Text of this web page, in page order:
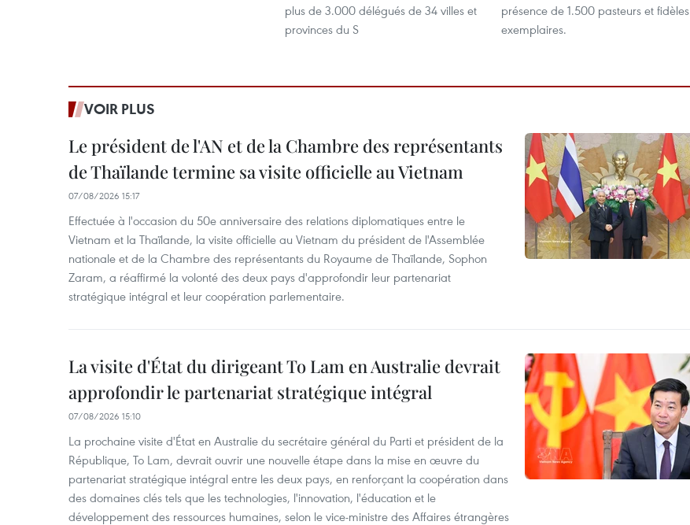
plus de 3.000 délégués de 34 villes et
provinces du S
présence de 1.500 pasteurs et fidèles
exemplaires.
VOIR PLUS
Le président de l'AN et de la Chambre des représentants
de Thaïlande termine sa visite officielle au Vietnam
07/08/2026 15:17
Effectuée à l'occasion du 50e anniversaire des relations diplomatiques entre le
Vietnam et la Thaïlande, la visite officielle au Vietnam du président de l'Assemblée
nationale et de la Chambre des représentants du Royaume de Thaïlande, Sophon
Zaram, a réaffirmé la volonté des deux pays d'approfondir leur partenariat
stratégique intégral et leur coopération parlementaire.
La visite d'État du dirigeant To Lam en Australie devrait
approfondir le partenariat stratégique intégral
07/08/2026 15:10
La prochaine visite d'État en Australie du secrétaire général du Parti et président de la
République, To Lam, devrait ouvrir une nouvelle étape dans la mise en œuvre du
partenariat stratégique intégral entre les deux pays, en renforçant la coopération dans
des domaines clés tels que les technologies, l'innovation, l'éducation et le
développement des ressources humaines, selon le vice-ministre des Affaires étrangères